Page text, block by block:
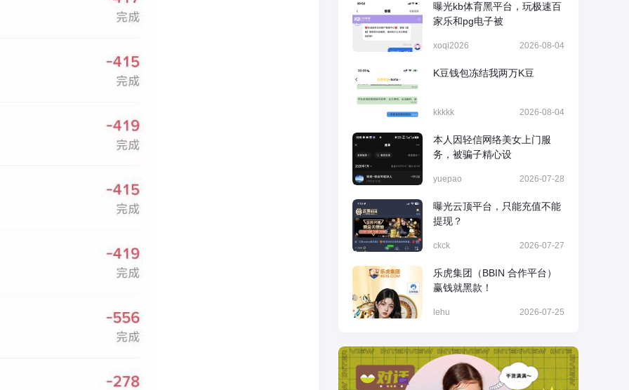
曝光kb体育黑平台，玩极速百
家乐和pg电子被
xoqi2026 2026-08-04
K豆钱包冻结我两万K豆
kkkkk 2026-08-04
本人因轻信网络美女上门服
务，被骗子精心设
yuepao 2026-07-28
曝光云顶平台，只能充值不能
提现？
ckck 2026-07-27
乐虎集团（BBIN 合作平台）
赢钱就黑款！
lehu 2026-07-25